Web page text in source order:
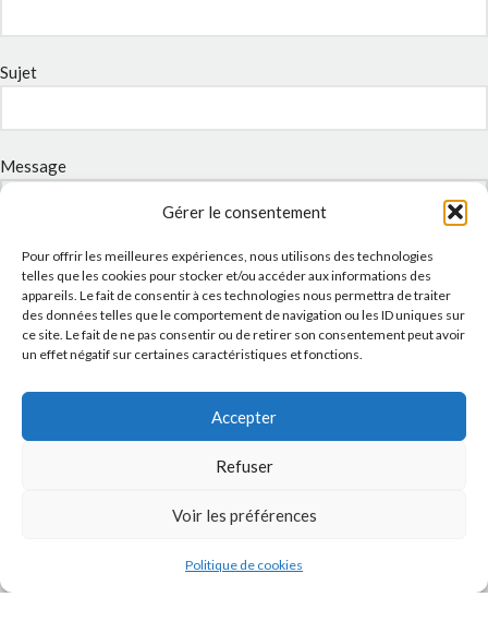
Gérer le consentement
Pour offrir les meilleures expériences, nous utilisons des technologies
telles que les cookies pour stocker et/ou accéder aux informations des
appareils. Le fait de consentir à ces technologies nous permettra de traiter
des données telles que le comportement de navigation ou les ID uniques sur
ce site. Le fait de ne pas consentir ou de retirer son consentement peut avoir
un effet négatif sur certaines caractéristiques et fonctions.
Accepter
Refuser
Voir les préférences
Politique de cookies
Sujet
Message
Politique de confidentialité